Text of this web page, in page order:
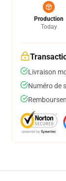
Production
Today
Livraison
Numéro de